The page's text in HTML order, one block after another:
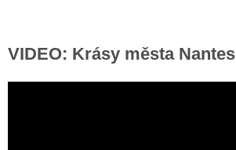
VIDEO: Krásy města Nantes